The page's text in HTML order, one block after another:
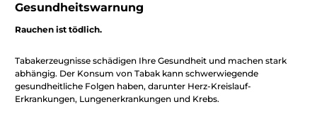
Gesundheitswarnung
Rauchen ist tödlich.
Tabakerzeugnisse schädigen Ihre Gesundheit und machen stark
abhängig. Der Konsum von Tabak kann schwerwiegende
gesundheitliche Folgen haben, darunter Herz-Kreislauf-
Erkrankungen, Lungenerkrankungen und Krebs.